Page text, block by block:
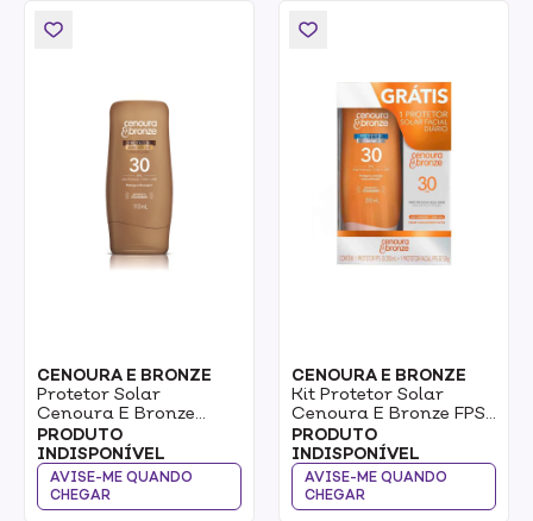
CENOURA E BRONZE
Protetor Solar
Cenoura E Bronze
Com Cor 30 FPS 110ml
PRODUTO
INDISPONÍVEL
AVISE-ME QUANDO
CHEGAR
CENOURA E BRONZE
Kit Protetor Solar
Cenoura E Bronze FPS
30 Corpo 200mL E
Facial 50g
PRODUTO
INDISPONÍVEL
AVISE-ME QUANDO
CHEGAR